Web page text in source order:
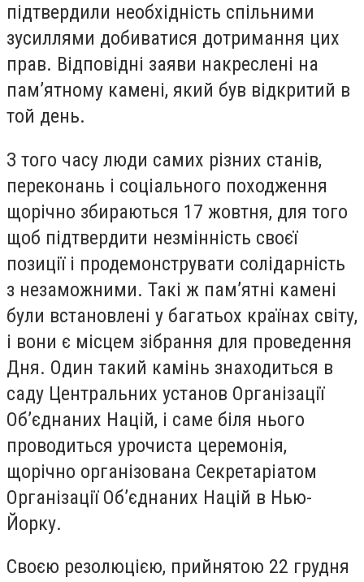
підтвердили необхідність спільними
зусиллями добиватися дотримання цих
прав. Відповідні заяви накреслені на
пам’ятному камені, який був відкритий в
той день.
З того часу люди самих різних станів,
переконань і соціального походження
щорічно збираються 17 жовтня, для того
щоб підтвердити незмінність своєї
позиції і продемонструвати солідарність
з незаможними. Такі ж пам’ятні камені
були встановлені у багатьох країнах світу,
і вони є місцем зібрання для проведення
Дня. Один такий камінь знаходиться в
саду Центральних установ Організації
Об’єднаних Націй, і саме біля нього
проводиться урочиста церемонія,
щорічно організована Секретаріатом
Організації Об’єднаних Націй в Нью-
Йорку.
Своєю резолюцією, прийнятою 22 грудня